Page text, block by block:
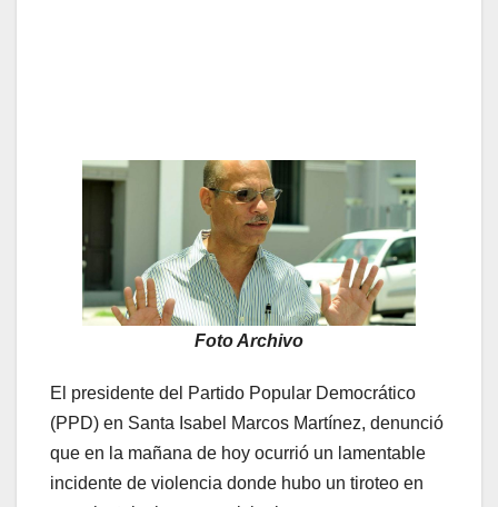
Foto Archivo
El presidente del Partido Popular Democrático
(PPD) en Santa Isabel Marcos Martínez, denunció
que en la mañana de hoy ocurrió un lamentable
incidente de violencia donde hubo un tiroteo en